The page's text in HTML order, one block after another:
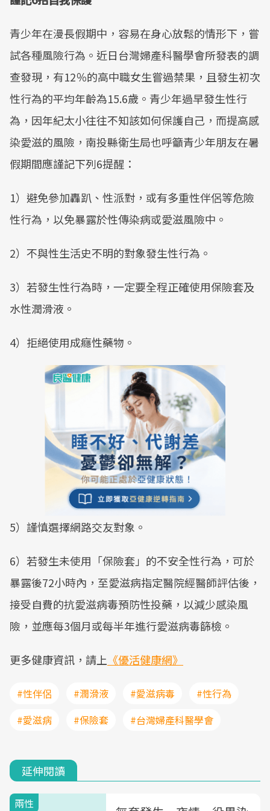
青少年在漫長假期中，容易在身心放鬆的情形下，嘗
試各種風險行為。近日台灣婦產科醫學會所發表的調
查發現，有12％的高中職女生嘗過禁果，且發生初次
性行為的平均年齡為15.6歲。青少年過早發生性行
為，因年紀太小往往不知該如何保護自己，而提高感
染愛滋的風險，南投縣衛生局也呼籲青少年朋友在暑
假期間應謹記下列6提醒：
1）避免參加轟趴、性派對，或有多重性伴侶等危險
性行為，以免暴露於性傳染病或愛滋風險中。
2）不與性生活史不明的對象發生性行為。
3）若發生性行為時，一定要全程正確使用保險套及
水性潤滑液。
4）拒絕使用成癮性藥物。
5）謹慎選擇網路交友對象。
6）若發生未使用「保險套」的不安全性行為，可於
暴露後72小時內，至愛滋病指定醫院經醫師評估後，
接受自費的抗愛滋病毒預防性投藥，以減少感染風
險，並應每3個月或每半年進行愛滋病毒篩檢。
更多健康資訊，請上 《優活健康網》
#性伴侶 #潤滑液 #愛滋病毒
#性行為
#愛滋病
#保險套 #台灣婦產科醫學會
延伸閱讀
兩性